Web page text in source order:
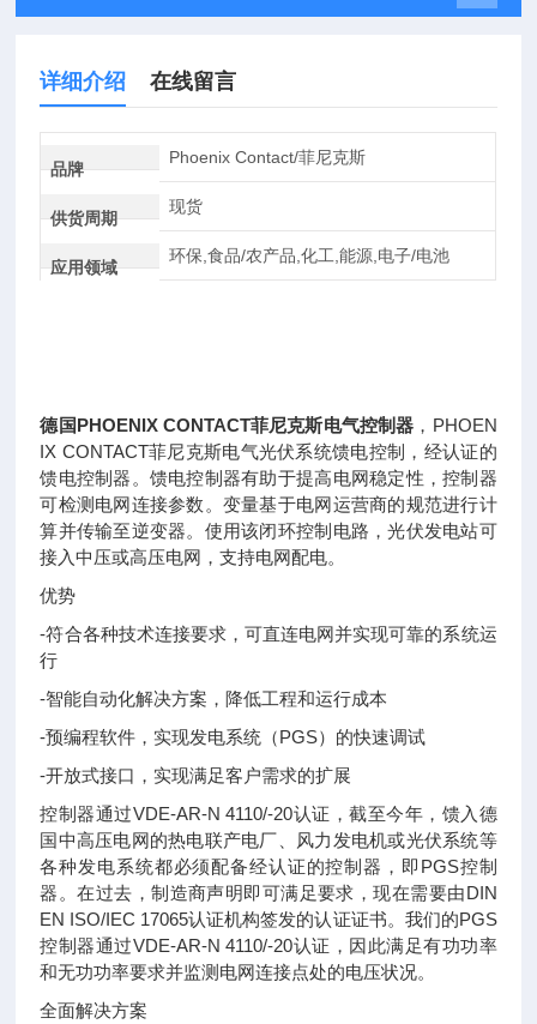
详细介绍 在线留言
品牌
Phoenix Contact/菲尼克斯
供货周期
现货
应用领域
环保,食品/农产品,化工,能源,电子/电池
德国PHOENIX CONTACT菲尼克斯电气控制器 ，PHOEN
IX CONTACT菲尼克斯电气光伏系统馈电控制，经认证的
馈电控制器。馈电控制器有助于提高电网稳定性，控制器
可检测电网连接参数。变量基于电网运营商的规范进行计
算并传输至逆变器。使用该闭环控制电路，光伏发电站可
接入中压或高压电网，支持电网配电。
优势
-符合各种技术连接要求，可直连电网并实现可靠的系统运
行
-智能自动化解决方案，降低工程和运行成本
-预编程软件，实现发电系统（PGS）的快速调试
-开放式接口，实现满足客户需求的扩展
控制器通过VDE-AR-N 4110/-20认证，截至今年，馈入德
国中高压电网的热电联产电厂、风力发电机或光伏系统等
各种发电系统都必须配备经认证的控制器，即PGS控制
器。在过去，制造商声明即可满足要求，现在需要由DIN
EN ISO/IEC 17065认证机构签发的认证证书。我们的PGS
控制器通过VDE-AR-N 4110/-20认证，因此满足有功功率
和无功功率要求并监测电网连接点处的电压状况。
全面解决方案